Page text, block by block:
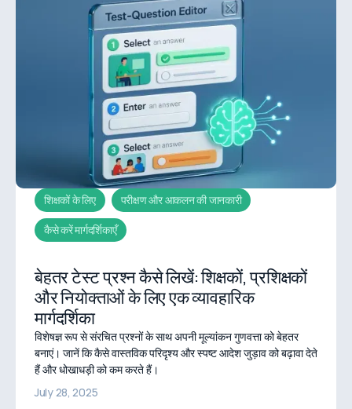
शिक्षकों के लिए
परीक्षण और आकलन की जानकारी
कैसे करें मार्गदर्शिकाएँ
बेहतर टेस्ट प्रश्न कैसे लिखें: शिक्षकों, प्रशिक्षकों
और नियोक्ताओं के लिए एक व्यावहारिक
मार्गदर्शिका
विशेषज्ञ रूप से संरचित प्रश्नों के साथ अपनी मूल्यांकन गुणवत्ता को बेहतर
बनाएं। जानें कि कैसे वास्तविक परिदृश्य और स्पष्ट आदेश जुड़ाव को बढ़ावा देते
हैं और धोखाधड़ी को कम करते हैं।
July 28, 2025